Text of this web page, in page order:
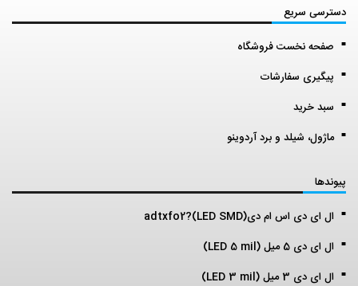
دسترسی سریع
صفحه نخست فروشگاه
پیگیری سفارشات
سبد خرید
ماژول، شیلد و برد آردوینو
پیوندها
ال ای دی اس ام دی(LED SMD)?adtxfo2
ال ای دی 5 میل (LED 5 mil)
ال ای دی 3 میل (LED 3 mil)